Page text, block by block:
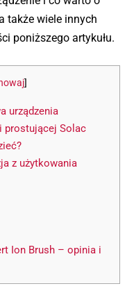
także wiele innych
poniższego artykułu.
]
urządzenia
prostującej Solac
z użytkowania
Ion Brush – opinia i